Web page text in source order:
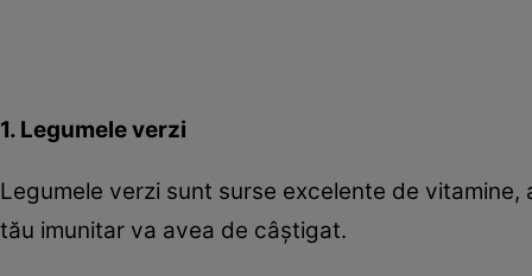
1. Legumele verzi
Legumele verzi sunt surse excelente de
tău imunitar va avea de câştigat.